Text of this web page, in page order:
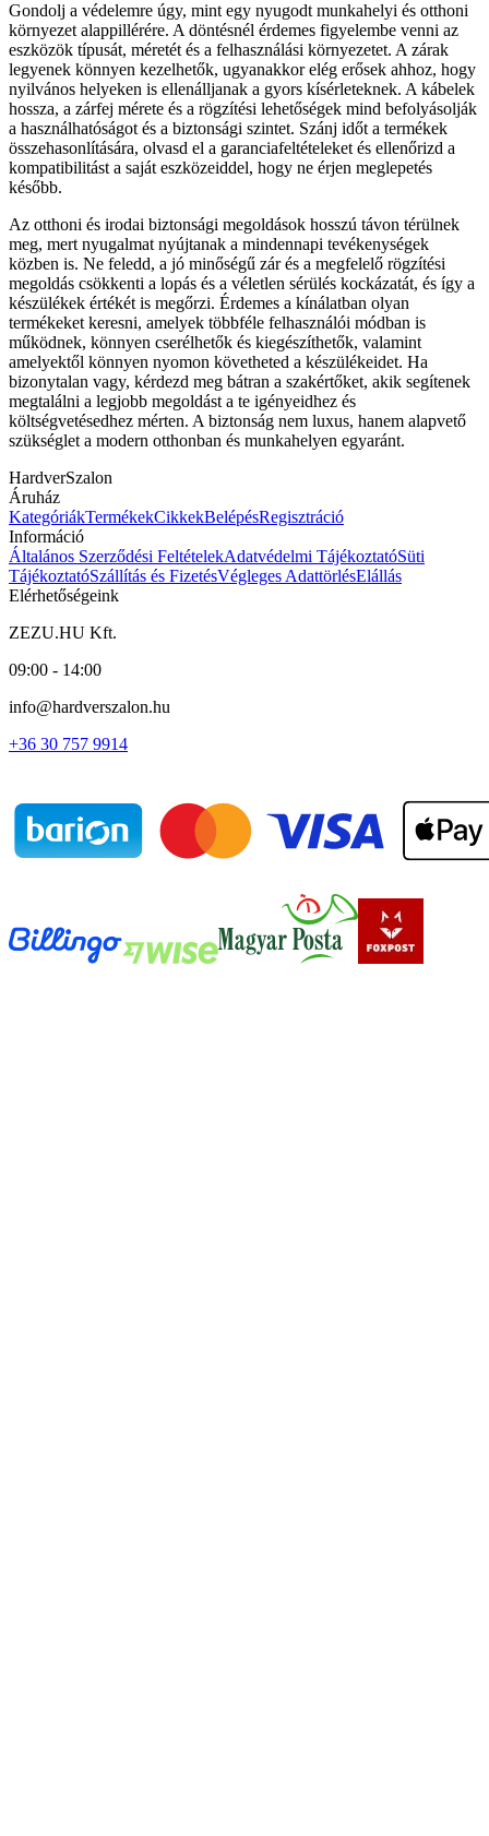
Gondolj a védelemre úgy, mint egy nyugodt munkahelyi és otthoni
környezet alappillérére. A döntésnél érdemes figyelembe venni az
eszközök típusát, méretét és a felhasználási környezetet. A zárak
legyenek könnyen kezelhetők, ugyanakkor elég erősek ahhoz, hogy
nyilvános helyeken is ellenálljanak a gyors kísérleteknek. A kábelek
hossza, a zárfej mérete és a rögzítési lehetőségek mind befolyásolják
a használhatóságot és a biztonsági szintet. Szánj időt a termékek
összehasonlítására, olvasd el a garanciafeltételeket és ellenőrizd a
kompatibilitást a saját eszközeiddel, hogy ne érjen meglepetés
később.
Az otthoni és irodai biztonsági megoldások hosszú távon térülnek
meg, mert nyugalmat nyújtanak a mindennapi tevékenységek
közben is. Ne feledd, a jó minőségű zár és a megfelelő rögzítési
megoldás csökkenti a lopás és a véletlen sérülés kockázatát, és így a
készülékek értékét is megőrzi. Érdemes a kínálatban olyan
termékeket keresni, amelyek többféle felhasználói módban is
működnek, könnyen cserélhetők és kiegészíthetők, valamint
amelyektől könnyen nyomon követheted a készülékeidet. Ha
bizonytalan vagy, kérdezd meg bátran a szakértőket, akik segítenek
megtalálni a legjobb megoldást a te igényeidhez és
költségvetésedhez mérten. A biztonság nem luxus, hanem alapvető
szükséglet a modern otthonban és munkahelyen egyaránt.
HardverSzalon
Áruház
KategóriákTermékekCikkekBelépésRegisztráció
Információ
Általános Szerződési FeltételekAdatvédelmi TájékoztatóSüti
TájékoztatóSzállítás és FizetésVégleges AdattörlésElállás
Elérhetőségeink
ZEZU.HU Kft.
09:00 - 14:00
info@hardverszalon.hu
+36 30 757 9914